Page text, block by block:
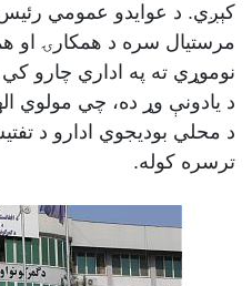
کېږي. د عوایدو عمومي رئیس
مرستیال سره د همکارۍ او
نوموړي ته په اداري چارو
د یادونې وړ ده، چي مولوي
د محلي بودیجوي ادارو د
ترسره کوله.